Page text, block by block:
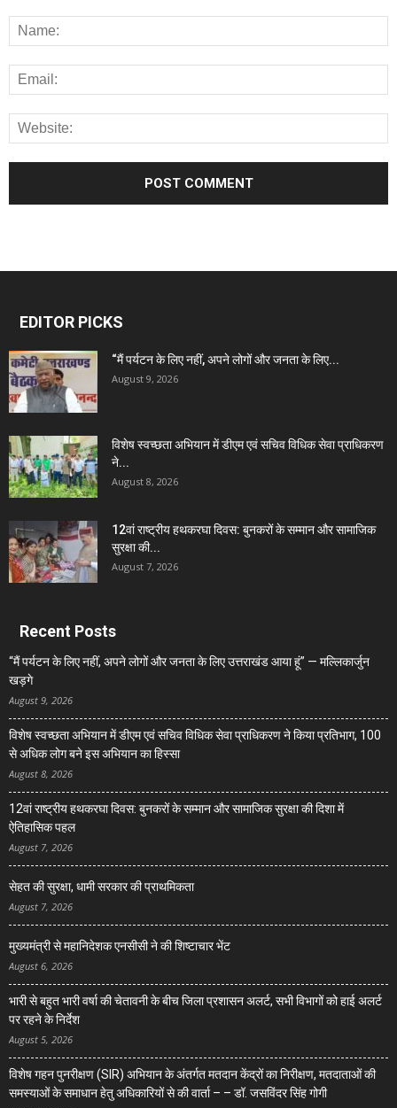
EDITOR PICKS
“मैं पर्यटन के लिए नहीं, अपने लोगों और जनता के लिए...
August 9, 2026
विशेष स्वच्छता अभियान में डीएम एवं सचिव विधिक सेवा प्राधिकरण
ने...
August 8, 2026
12वां राष्ट्रीय हथकरघा दिवस: बुनकरों के सम्मान और सामाजिक
सुरक्षा की...
August 7, 2026
Recent Posts
“मैं पर्यटन के लिए नहीं, अपने लोगों और जनता के लिए उत्तराखंड आया हूं” — मल्लिकार्जुन
खड़गे
August 9, 2026
विशेष स्वच्छता अभियान में डीएम एवं सचिव विधिक सेवा प्राधिकरण ने किया प्रतिभाग, 100
से अधिक लोग बने इस अभियान का हिस्सा
August 8, 2026
12वां राष्ट्रीय हथकरघा दिवस: बुनकरों के सम्मान और सामाजिक सुरक्षा की दिशा में
ऐतिहासिक पहल
August 7, 2026
सेहत की सुरक्षा, धामी सरकार की प्राथमिकता
August 7, 2026
मुख्यमंत्री से महानिदेशक एनसीसी ने की शिष्टाचार भेंट
August 6, 2026
भारी से बहुत भारी वर्षा की चेतावनी के बीच जिला प्रशासन अलर्ट, सभी विभागों को हाई अलर्ट
पर रहने के निर्देश
August 5, 2026
विशेष गहन पुनरीक्षण (SIR) अभियान के अंतर्गत मतदान केंद्रों का निरीक्षण, मतदाताओं की
समस्याओं के समाधान हेतु अधिकारियों से की वार्ता – – डॉ. जसविंदर सिंह गोगी